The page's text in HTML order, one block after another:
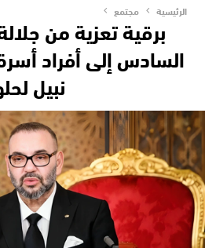
الرئيسية مجتمع
برقية تعزية من
السادس إلى أفراد
نبيل